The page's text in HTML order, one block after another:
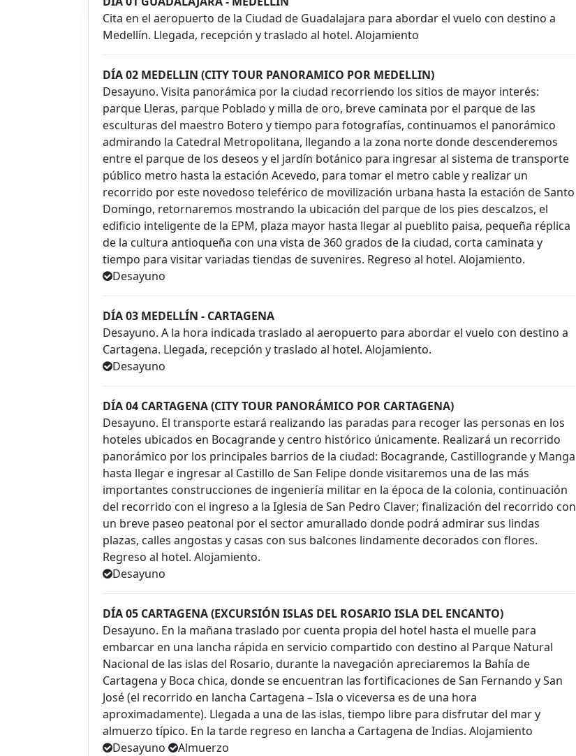
Cita en el aeropuerto de la Ciudad de Guadalajara para abordar el vuelo con destino a
Medellín. Llegada, recepción y traslado al hotel. Alojamiento
DÍA 02 MEDELLIN (CITY TOUR PANORAMICO POR MEDELLIN)
Desayuno. Visita panorámica por la ciudad recorriendo los sitios de mayor interés:
parque Lleras, parque Poblado y milla de oro, breve caminata por el parque de las
esculturas del maestro Botero y tiempo para fotografías, continuamos el panorámico
admirando la Catedral Metropolitana, llegando a la zona norte donde descenderemos
entre el parque de los deseos y el jardín botánico para ingresar al sistema de transporte
público metro hasta la estación Acevedo, para tomar el metro cable y realizar un
recorrido por este novedoso teleférico de movilización urbana hasta la estación de Santo
Domingo, retornaremos mostrando la ubicación del parque de los pies descalzos, el
edificio inteligente de la EPM, plaza mayor hasta llegar al pueblito paisa, pequeña réplica
de la cultura antioqueña con una vista de 360 grados de la ciudad, corta caminata y
tiempo para visitar variadas tiendas de suvenires. Regreso al hotel. Alojamiento.
Desayuno
DÍA 03 MEDELLÍN - CARTAGENA
Desayuno. A la hora indicada traslado al aeropuerto para abordar el vuelo con destino a
Cartagena. Llegada, recepción y traslado al hotel. Alojamiento.
Desayuno
DÍA 04 CARTAGENA (CITY TOUR PANORÁMICO POR CARTAGENA)
Desayuno. El transporte estará realizando las paradas para recoger las personas en los
hoteles ubicados en Bocagrande y centro histórico únicamente. Realizará un recorrido
panorámico por los principales barrios de la ciudad: Bocagrande, Castillogrande y Manga
hasta llegar e ingresar al Castillo de San Felipe donde visitaremos una de las más
importantes construcciones de ingeniería militar en la época de la colonia, continuación
del recorrido con el ingreso a la Iglesia de San Pedro Claver; finalización del recorrido con
un breve paseo peatonal por el sector amurallado donde podrá admirar sus lindas
plazas, calles angostas y casas con sus balcones lindamente decorados con flores.
Regreso al hotel. Alojamiento.
Desayuno
DÍA 05 CARTAGENA (EXCURSIÓN ISLAS DEL ROSARIO ISLA DEL ENCANTO)
Desayuno. En la mañana traslado por cuenta propia del hotel hasta el muelle para
embarcar en una lancha rápida en servicio compartido con destino al Parque Natural
Nacional de las islas del Rosario, durante la navegación apreciaremos la Bahía de
Cartagena y Boca chica, donde se encuentran las fortificaciones de San Fernando y San
José (el recorrido en lancha Cartagena – Isla o viceversa es de una hora
aproximadamente). Llegada a una de las islas, tiempo libre para disfrutar del mar y
almuerzo típico. En la tarde regreso en lancha a Cartagena de Indias. Alojamiento
Desayuno
Almuerzo